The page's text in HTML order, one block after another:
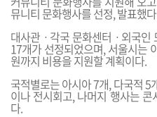
뮤니티 문화행사를 선정, 발표했
대사관ㆍ각국 문화센터ㆍ외국인
17개가 선정되었으며, 서울시는
원까지 비용을 지원할 계획이다.
국적별로는 아시아 7개, 다국적 5
이나 전시회고, 나머지 행사는
다.